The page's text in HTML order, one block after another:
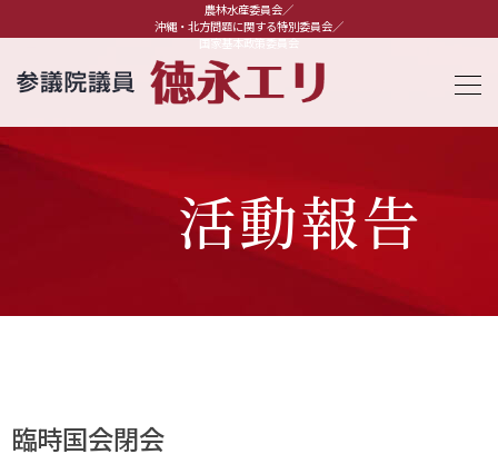
農林水産委員会／
沖縄・北方問題に関する特別委員会／
国家基本政策委員会
活動報告
臨時国会閉会